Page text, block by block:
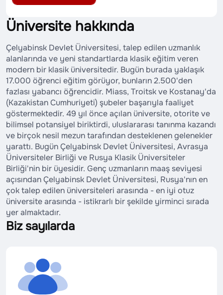
Üniversite hakkında
Çelyabinsk Devlet Üniversitesi, talep edilen uzmanlık
alanlarında ve yeni standartlarda klasik eğitim veren
modern bir klasik üniversitedir. Bugün burada yaklaşık
17.000 öğrenci eğitim görüyor, bunların 2.500'den
fazlası yabancı öğrencidir. Miass, Troitsk ve Kostanay'da
(Kazakistan Cumhuriyeti) şubeler başarıyla faaliyet
göstermektedir. 49 yıl önce açılan üniversite, otorite ve
bilimsel potansiyel biriktirdi, uluslararası tanınma kazandı
ve birçok nesil mezun tarafından desteklenen gelenekler
yarattı. Bugün Çelyabinsk Devlet Üniversitesi, Avrasya
Üniversiteler Birliği ve Rusya Klasik Üniversiteler
Birliği'nin bir üyesidir. Genç uzmanların maaş seviyesi
açısından Çelyabinsk Devlet Üniversitesi, Rusya'nın en
çok talep edilen üniversiteleri arasında - en iyi otuz
üniversite arasında - istikrarlı bir şekilde yirminci sırada
yer almaktadır.
Biz sayılarda